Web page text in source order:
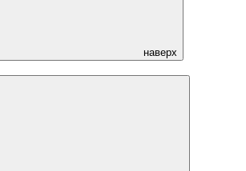
наверх